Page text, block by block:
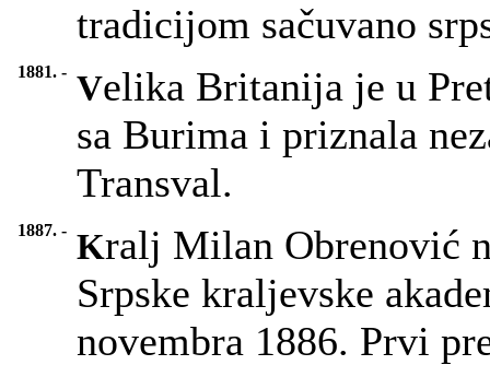
tradicijom sačuvano
1881. - Velika Britanija je u
sa Burima i priznala
Transval.
1887. - Kralj Milan Obrenović
Srpske kraljevske
novembra 1886. Prvi